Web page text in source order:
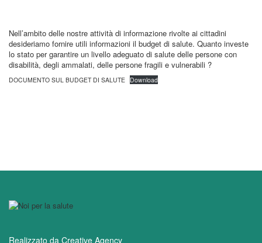
Nell’ambito delle nostre attività di informazione rivolte ai cittadini
desideriamo fornire utili informazioni il budget di salute. Quanto investe
lo stato per garantire un livello adeguato di salute delle persone con
disabilità, degli ammalati, delle persone fragili e vulnerabili ?
DOCUMENTO SUL BUDGET DI SALUTE Download
Realizzato da Creative Agency